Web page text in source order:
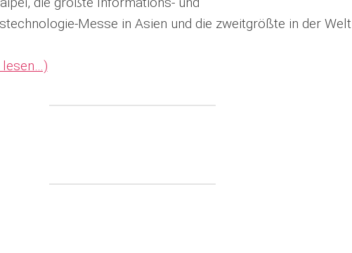
Messe in Asien und die zweitgrößte in der Welt
lesen…)